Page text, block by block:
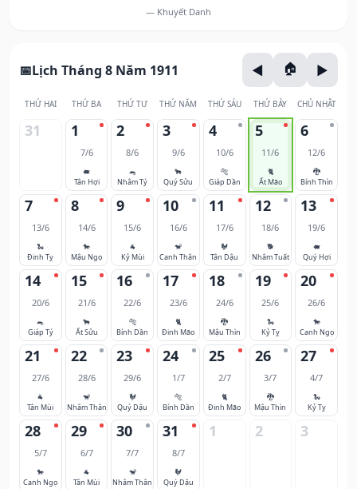
— Khuyết Danh
Lịch Tháng 8 Năm 1911
THỨ HAI THỨ BA THỨ TƯ THỨ NĂM THỨ SÁU THỨ BẢY CHỦ NHẬT
31 1
7/6
🐖
Tân Hợi
2
8/6
🐀
Nhâm Tý
3
9/6
🐂
Quý Sửu
4
10/6
🐅
Giáp Dần
5
11/6
🐈
Ất Mão
6
12/6
🐉
Bính Thìn
7
13/6
🐍
Đinh Tỵ
8
14/6
🐎
Mậu Ngọ
9
15/6
🐐
Kỷ Mùi
10
16/6
🐒
Canh Thân
11
17/6
🐓
Tân Dậu
12
18/6
🐕
Nhâm Tuất
13
19/6
🐖
Quý Hợi
14
20/6
🐀
Giáp Tý
15
21/6
🐂
Ất Sửu
16
22/6
🐅
Bính Dần
17
23/6
🐈
Đinh Mão
18
24/6
🐉
Mậu Thìn
19
25/6
🐍
Kỷ Tỵ
20
26/6
🐎
Canh Ngọ
21
27/6
🐐
Tân Mùi
22
28/6
🐒
Nhâm Thân
23
29/6
🐓
Quý Dậu
24
1/7
🐅
Bính Dần
25
2/7
🐈
Đinh Mão
26
3/7
🐉
Mậu Thìn
27
4/7
🐍
Kỷ Tỵ
28
5/7
🐎
Canh Ngọ
29
6/7
🐐
Tân Mùi
30
7/7
🐒
Nhâm Thân
31
8/7
🐓
Quý Dậu
1 2 3